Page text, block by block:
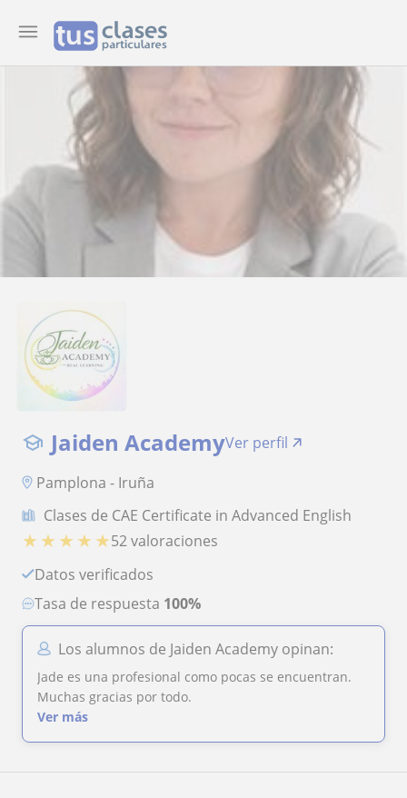
Jaiden AcademyVer perfil
Pamplona - Iruña
Clases de CAE Certificate in Advanced English
★ ★ ★ ★ ★52 valoraciones
Datos verificados
Tasa de respuesta 100%
Los alumnos de Jaiden Academy opinan:
Jade es una profesional como pocas se encuentran.
Muchas gracias por todo.
Ver más